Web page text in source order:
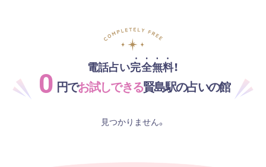
電話占い完全無料！
0 円でお試しできる賢島駅の占いの館
見つかりません。